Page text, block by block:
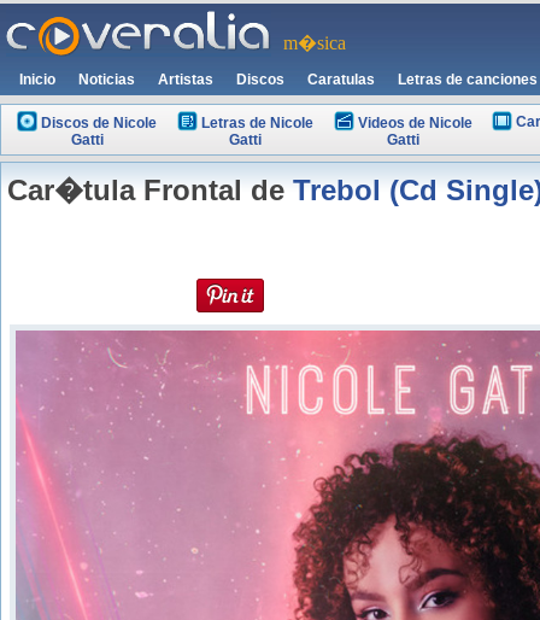
m�sica
Inicio Noticias Artistas Discos Caratulas Letras de canciones
Discos de Nicole
Gatti
Letras de Nicole
Gatti
Videos de Nicole
Gatti
Car�tula Frontal de Trebol (Cd